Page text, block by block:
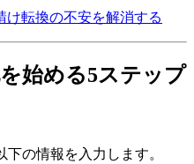
け転換の不安を解消する
始める5ステップ
下の情報を入力します。